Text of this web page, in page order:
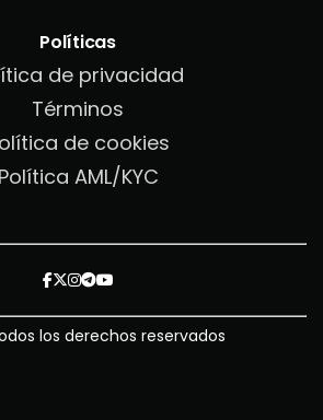
Políticas
de privacidad
Términos
de cookies
Política AML/KYC
los derechos reservados